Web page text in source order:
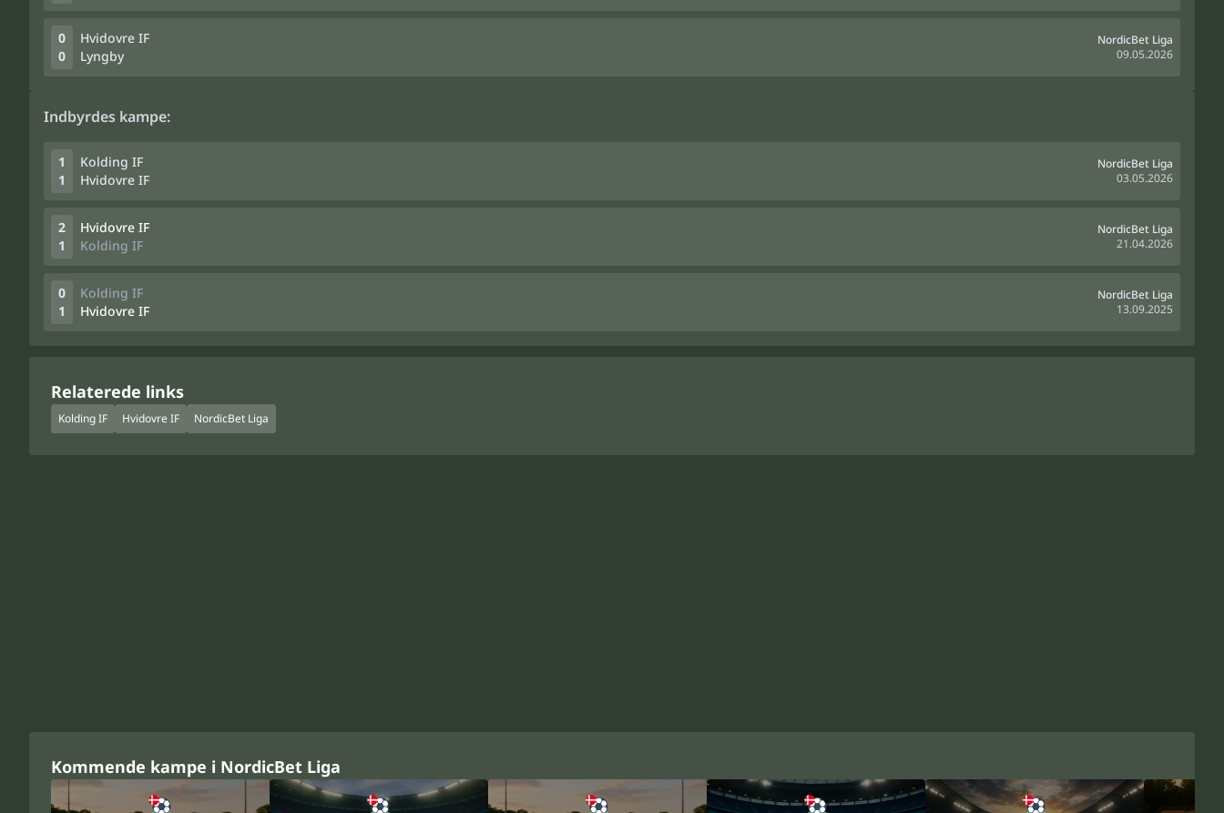
0
0
Hvidovre IF
Lyngby
NordicBet Liga
09.05.2026
Indbyrdes kampe:
1
1
Kolding IF
Hvidovre IF
NordicBet Liga
03.05.2026
2
1
Hvidovre IF
Kolding IF
NordicBet Liga
21.04.2026
0
1
Kolding IF
Hvidovre IF
NordicBet Liga
13.09.2025
Relaterede links
Kolding IF Hvidovre IF NordicBet Liga
Kommende kampe i NordicBet Liga